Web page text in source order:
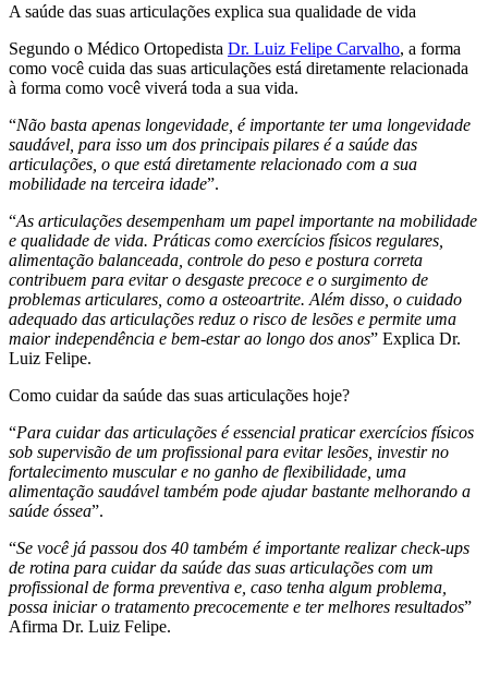
A saúde das suas articulações explica sua qualidade de vida
Segundo o Médico Ortopedista Dr. Luiz Felipe Carvalho, a forma
como você cuida das suas articulações está diretamente relacionada
à forma como você viverá toda a sua vida.
“Não basta apenas longevidade, é importante ter uma longevidade
saudável, para isso um dos principais pilares é a saúde das
articulações, o que está diretamente relacionado com a sua
mobilidade na terceira idade”.
“As articulações desempenham um papel importante na mobilidade
e qualidade de vida. Práticas como exercícios físicos regulares,
alimentação balanceada, controle do peso e postura correta
contribuem para evitar o desgaste precoce e o surgimento de
problemas articulares, como a osteoartrite. Além disso, o cuidado
adequado das articulações reduz o risco de lesões e permite uma
maior independência e bem-estar ao longo dos anos” Explica Dr.
Luiz Felipe.
Como cuidar da saúde das suas articulações hoje?
“Para cuidar das articulações é essencial praticar exercícios físicos
sob supervisão de um profissional para evitar lesões, investir no
fortalecimento muscular e no ganho de flexibilidade, uma
alimentação saudável também pode ajudar bastante melhorando a
saúde óssea”.
“Se você já passou dos 40 também é importante realizar check-ups
de rotina para cuidar da saúde das suas articulações com um
profissional de forma preventiva e, caso tenha algum problema,
possa iniciar o tratamento precocemente e ter melhores resultados”
Afirma Dr. Luiz Felipe.